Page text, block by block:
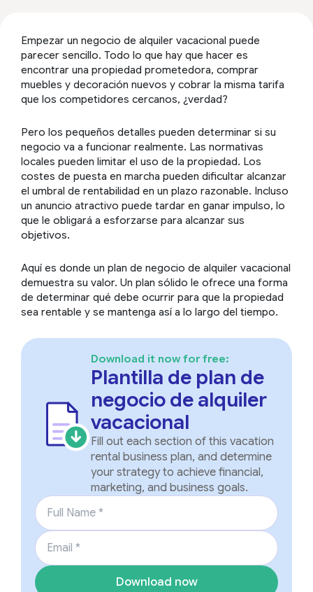
Empezar un negocio de alquiler vacacional puede
parecer sencillo. Todo lo que hay que hacer es
encontrar una propiedad prometedora, comprar
muebles y decoración nuevos y cobrar la misma tarifa
que los competidores cercanos, ¿verdad?
Pero los pequeños detalles pueden determinar si su
negocio va a funcionar realmente. Las normativas
locales pueden limitar el uso de la propiedad. Los
costes de puesta en marcha pueden dificultar alcanzar
el umbral de rentabilidad en un plazo razonable. Incluso
un anuncio atractivo puede tardar en ganar impulso, lo
que le obligará a esforzarse para alcanzar sus
objetivos.
Aquí es donde un plan de negocio de alquiler vacacional
demuestra su valor. Un plan sólido le ofrece una forma
de determinar qué debe ocurrir para que la propiedad
sea rentable y se mantenga así a lo largo del tiempo.
Download it now for free:
Plantilla de plan de
negocio de alquiler
vacacional
Fill out each section of this vacation
rental business plan, and determine
your strategy to achieve financial,
marketing, and business goals.
Full Name
Email
Download now